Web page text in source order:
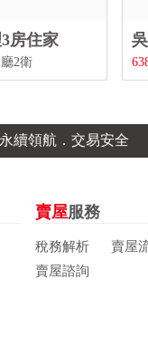
房住家
2衛
續領航．交易安全
賣屋服務
稅務解析
賣屋
賣屋諮詢